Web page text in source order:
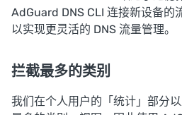
AdGuard DNS CLI 连接新设备的
以实现更灵活的 DNS 流量管理。
拦截最多的类别
我们在个人用户的「统计」部分